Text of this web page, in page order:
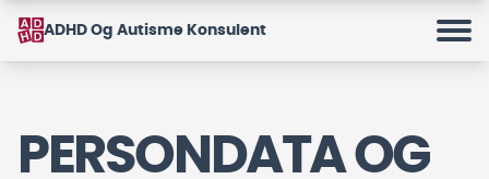
ADHD Og Autisme Konsulent
PERSONDATA OG